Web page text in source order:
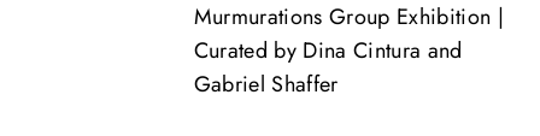
Murmurations Group Exhibition |
Curated by Dina Cintura and
Gabriel Shaffer